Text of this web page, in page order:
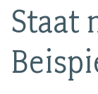
Staat